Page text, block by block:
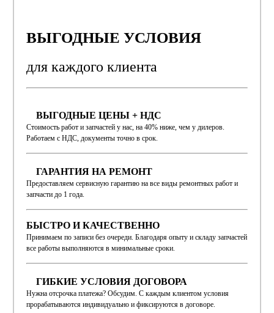
ВЫГОДНЫЕ УСЛОВИЯ
для каждого клиента
ВЫГОДНЫЕ ЦЕНЫ + НДС
Стоимость работ и запчастей у нас, на 40% ниже, чем у дилеров.
Работаем с НДС, документы точно в срок.
ГАРАНТИЯ НА РЕМОНТ
Предоставляем сервисную гарантию на все виды ремонтных работ и
запчасти до 1 года.
БЫСТРО И КАЧЕСТВЕННО
Принимаем по записи без очереди. Благодаря опыту и складу запчастей
все работы выполняются в минимальные сроки.
ГИБКИЕ УСЛОВИЯ ДОГОВОРА
Нужна отсрочка платежа? Обсудим. С каждым клиентом условия
прорабатываются индивидуально и фиксируются в договоре.